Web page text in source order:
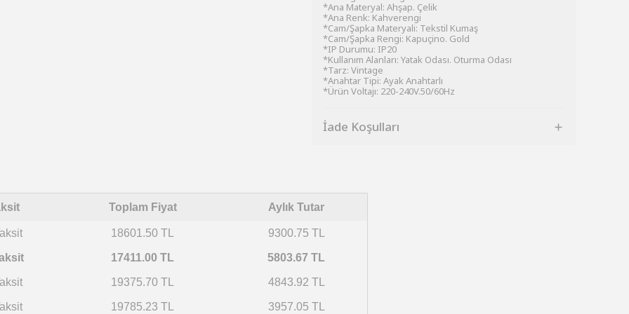
*Ana Materyal: Ahşap. Çelik
*Ana Renk: Kahverengi
*Cam/Şapka Materyali: Tekstil Kumaş
*Cam/Şapka Rengi: Kapuçino. Gold
*IP Durumu: IP20
*Kullanım Alanları: Yatak Odası. Oturma Odası
*Tarz: Vintage
*Anahtar Tipi: Ayak Anahtarlı
*Ürün Voltajı: 220-240V.50/60Hz
İade Koşulları
Toplam Fiyat Aylık Tutar
18601.50 TL 9300.75 TL
17411.00 TL 5803.67 TL
19375.70 TL 4843.92 TL
19785.23 TL 3957.05 TL